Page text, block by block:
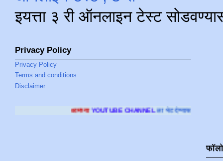
इयत्ता ३ री ऑनलाइन टेस्ट
Privacy Policy
Privacy Policy
Terms and conditions
Disclaimer
YOUTUBE CHANNELला भेट देण्यासाठी क्लिक करा.